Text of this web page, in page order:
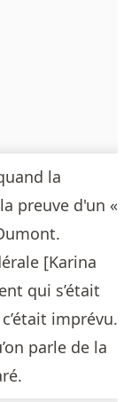
la
preuve d'un «
[Karina
qui s’était
imprévu.
parle de la